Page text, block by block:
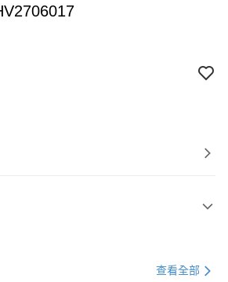
查看全部